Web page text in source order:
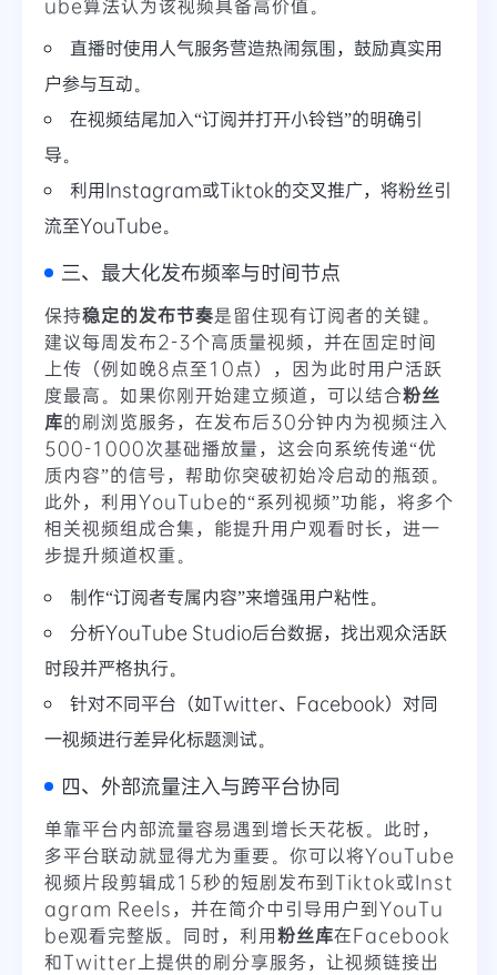
ube算法认为该视频具备高价值。
直播时使用人气服务营造热闹氛围，鼓励真实用
户参与互动。
在视频结尾加入“订阅并打开小铃铛”的明确引
导。
利用Instagram或Tiktok的交叉推广，将粉丝引
流至YouTube。
三、最大化发布频率与时间节点
保持稳定的发布节奏是留住现有订阅者的关键。
建议每周发布2-3个高质量视频，并在固定时间
上传（例如晚8点至10点），因为此时用户活跃
度最高。如果你刚开始建立频道，可以结合粉丝
库的刷浏览服务，在发布后30分钟内为视频注入
500-1000次基础播放量，这会向系统传递“优
质内容”的信号，帮助你突破初始冷启动的瓶颈。
此外，利用YouTube的“系列视频”功能，将多个
相关视频组成合集，能提升用户观看时长，进一
步提升频道权重。
制作“订阅者专属内容”来增强用户粘性。
分析YouTube Studio后台数据，找出观众活跃
时段并严格执行。
针对不同平台（如Twitter、Facebook）对同
一视频进行差异化标题测试。
四、外部流量注入与跨平台协同
单靠平台内部流量容易遇到增长天花板。此时，
多平台联动就显得尤为重要。你可以将YouTube
视频片段剪辑成15秒的短剧发布到Tiktok或Inst
agram Reels，并在简介中引导用户到YouTu
be观看完整版。同时，利用粉丝库在Facebook
和Twitter上提供的刷分享服务，让视频链接出